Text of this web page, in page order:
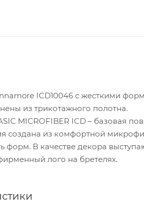
ICD10046 с жесткими
из трикотажного полотна.
MICROFIBER ICD – базовая
создана из комфортной
форм. В качестве декора
лого на бретелях.